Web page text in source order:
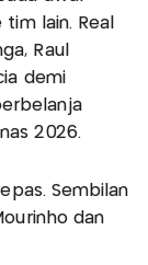
lain. Real
Raul
demi
2026.
Sembilan
dan